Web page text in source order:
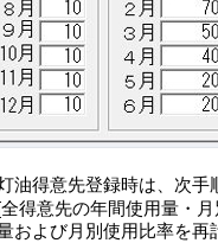
油得意先登録時は、次手
得意先の年間使用量・
および月別使用比率を再